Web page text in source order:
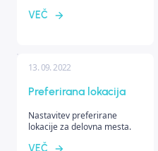
iz Recruitis na portal, prav
VEČ
13. 09. 2022
Preferirana lokacija
Nastavitev preferirane
lokacije za delovna mesta.
VEČ